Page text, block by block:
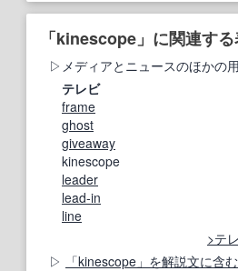
「kinescope」に関連す
メディアとニュースのほかの
テレビ
frame
ghost
giveaway
kinescope
leader
lead‐in
line
テ
「kinescope」を解説文に含